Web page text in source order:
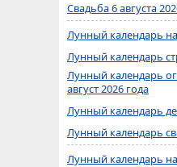
Свадьба 6 августа
Лунный календарь на
Лунный календарь
Лунный календарь
август 2026 года
Лунный календарь
Лунный календарь
Лунный календарь